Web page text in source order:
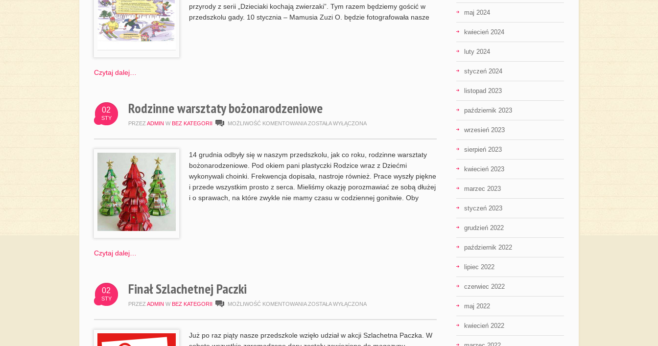
przyrody z serii „Dzieciaki kochają zwierzaki”. Tym razem będziemy gościć w
przedszkolu gady. 10 stycznia – Mamusia Zuzi O. będzie fotografowała nasze
Czytaj dalej…
02
STY
Rodzinne warsztaty bożonarodzeniowe
PRZEZ ADMIN W BEZ KATEGORII MOŻLIWOŚĆ KOMENTOWANIA RODZINNE
ZOSTAŁA WYŁĄCZONA
14 grudnia odbyły się w naszym przedszkolu, jak co roku, rodzinne warsztaty
bożonarodzeniowe. Pod okiem pani plastyczki Rodzice wraz z Dziećmi
wykonywali choinki. Frekwencja dopisała, nastroje również. Prace wyszły piękne
i przede wszystkim prosto z serca. Mieliśmy okazję porozmawiać ze sobą dłużej
i o sprawach, na które zwykle nie mamy czasu w codziennej gonitwie. Oby
Czytaj dalej…
02
STY
Finał Szlachetnej Paczki
PRZEZ ADMIN W BEZ KATEGORII MOŻLIWOŚĆ KOMENTOWANIA FINAŁ
ZOSTAŁA WYŁĄCZONA
Już po raz piąty nasze przedszkole wzięło udział w akcji Szlachetna Paczka. W
maj 2024
kwiecień 2024
luty 2024
styczeń 2024
listopad 2023
październik 2023
wrzesień 2023
sierpień 2023
kwiecień 2023
marzec 2023
styczeń 2023
grudzień 2022
październik 2022
lipiec 2022
czerwiec 2022
maj 2022
kwiecień 2022